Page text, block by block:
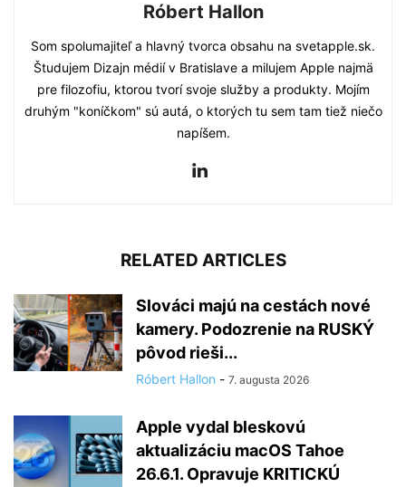
Róbert Hallon
Som spolumajiteľ a hlavný tvorca obsahu na svetapple.sk.
Študujem Dizajn médií v Bratislave a milujem Apple najmä
pre filozofiu, ktorou tvorí svoje služby a produkty. Mojím
druhým "koníčkom" sú autá, o ktorých tu sem tam tiež niečo
napíšem.
RELATED ARTICLES
Slováci majú na cestách nové
kamery. Podozrenie na RUSKÝ
pôvod rieši...
Róbert Hallon - 7. augusta 2026
Apple vydal bleskovú
aktualizáciu macOS Tahoe
26.6.1. Opravuje KRITICKÚ